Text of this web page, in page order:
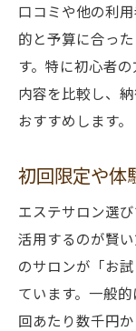
口コミや他の利
的と予算に合っ
す。特に初心者
内容を比較し、
おすすめします。
初回限定や体
エステサロン選
活用するのが賢
のサロンが「お
ています。一般
回あたり数千円